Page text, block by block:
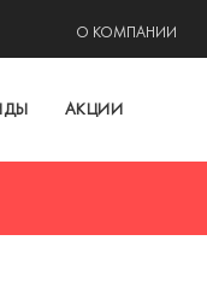
О КОМПАНИИ
АКЦИИ